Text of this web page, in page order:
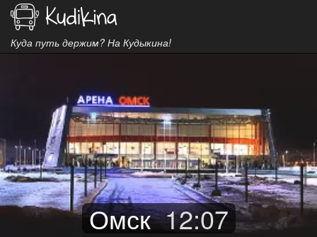
Куда путь держим? На Кудыкина!
Омск 12:07